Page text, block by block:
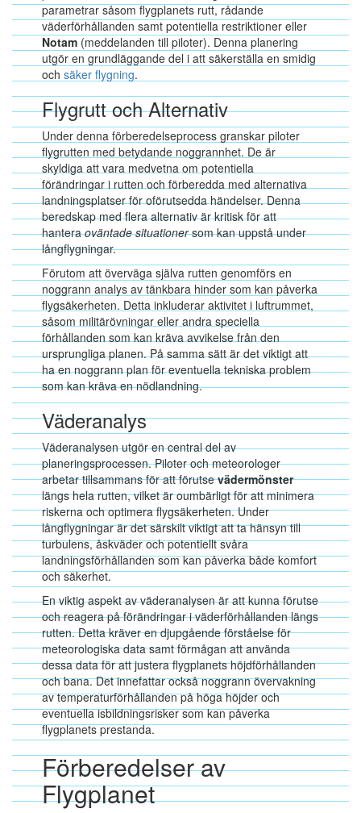
parametrar såsom flygplanets rutt, rådande
väderförhållanden samt potentiella restriktioner eller
Notam (meddelanden till piloter). Denna planering
utgör en grundläggande del i att säkerställa en smidig
ochsäker flygning.
Flygrutt och Alternativ
Under denna förberedelseprocess granskar piloter
flygrutten med betydande noggrannhet. De är
skyldiga att vara medvetna om potentiella
förändringar i rutten och förberedda med alternativa
landningsplatser för oförutsedda händelser. Denna
beredskap med flera alternativ är kritisk för att
hanteraoväntade situationersom kan uppstå under
långflygningar.
Förutom att överväga själva rutten genomförs en
noggrann analys av tänkbara hinder som kan påverka
flygsäkerheten. Detta inkluderar aktivitet i luftrummet,
såsom militärövningar eller andra speciella
förhållanden som kan kräva avvikelse från den
ursprungliga planen. På samma sätt är det viktigt att
ha en noggrann plan för eventuella tekniska problem
som kan kräva en nödlandning.
Väderanalys
Väderanalysen utgör en central del av
planeringsprocessen. Piloter och meteorologer
arbetar tillsammans för att förutsevädermönster
längs hela rutten, vilket är oumbärligt för att minimera
riskerna och optimera flygsäkerheten. Under
långflygningar är det särskilt viktigt att ta hänsyn till
turbulens, åskväder och potentiellt svåra
landningsförhållanden som kan påverka både komfort
och säkerhet.
En viktig aspekt av väderanalysen är att kunna förutse
och reagera på förändringar i väderförhållanden längs
rutten. Detta kräver en djupgående förståelse för
meteorologiska data samt förmågan att använda
dessa data för att justera flygplanets höjdförhållanden
och bana. Det innefattar också noggrann övervakning
av temperaturförhållanden på höga höjder och
eventuella isbildningsrisker som kan påverka
flygplanets prestanda.
Förberedelser av
Flygplanet